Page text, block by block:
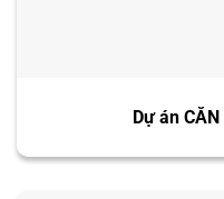
Dự án CĂN